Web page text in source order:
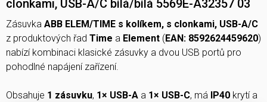
clonkami, USB-A/C bílá/bílá 5569E-A32357 03
Zásuvka ABB ELEM/TIME s kolíkem, s clonkami, USB-A/C
z produktových řad Time a Element ( EAN: 8592624459620)
nabízí kombinaci klasické zásuvky a dvou USB portů pro
pohodlné napájení zařízení.
Obsahuje 1 zásuvku, 1× USB-A a 1× USB-C, má IP40 krytí a